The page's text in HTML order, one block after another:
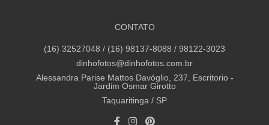
CONTATO
(16) 32527048 / (16) 98137-8088 / 98122-3023
dinhofotos@dinhofotos.com.br
Alessandra Parise Mattos Davóglio, 237, Escritorio -
Jardim Osmar Girotto
Taquaritinga / SP